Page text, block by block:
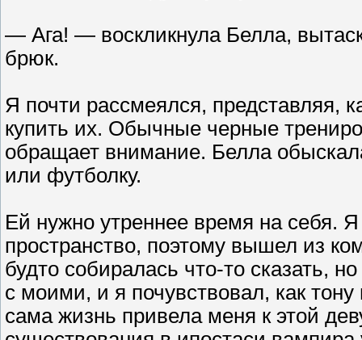
— Ага! — воскликнула Белла,
брюк.
Я почти рассмеялся, представляя,
купить их. Обычные черные
обращает внимание. Белла
или футболку.
Ей нужно утреннее время на себя.
пространство, поэтому вышел из
будто собиралась что-то сказать,
с моими, и я почувствовал, как
сама жизнь привела меня к этой